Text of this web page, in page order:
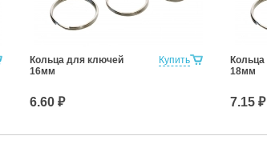
Купить
Кольца для ключей
16мм
6.60 ₽
18мм
7.15 ₽